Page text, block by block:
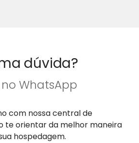
dúvida?
WhatsApp
com nossa central de
te orientar da melhor maneira
hospedagem.